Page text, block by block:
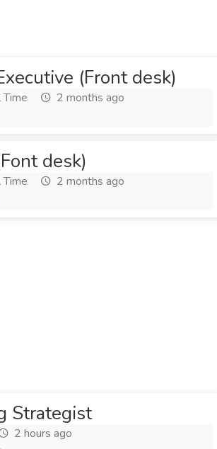
(Front desk)
Time
2 months ago
desk)
Time
2 months ago
Strategist
2 hours ago